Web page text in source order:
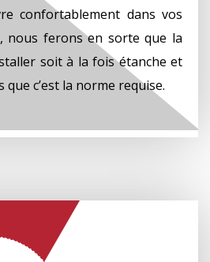
confortablement dans vos
nous ferons en sorte que la
soit à la fois étanche et
que c’est la norme requise.